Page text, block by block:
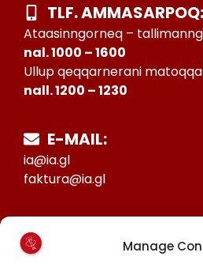
Manage
TLF. AMMASARPOQ:
Ataasinngorneq –
nal. 1000 – 1600
Ullup qeqqarnerani
nall. 1200 – 1230
E-MAIL:
ia@ia.gl
faktura@ia.gl
25027388